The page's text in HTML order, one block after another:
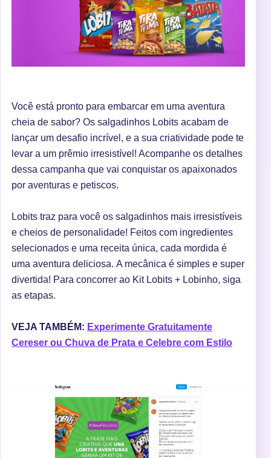
Você está pronto para embarcar em uma aventura
cheia de sabor? Os salgadinhos Lobits acabam de
lançar um desafio incrível, e a sua criatividade pode te
levar a um prêmio irresistível! Acompanhe os detalhes
dessa campanha que vai conquistar os apaixonados
por aventuras e petiscos.
Lobits traz para você os salgadinhos mais irresistíveis
e cheios de personalidade! Feitos com ingredientes
selecionados e uma receita única, cada mordida é
uma aventura deliciosa. A mecânica é simples e super
divertida! Para concorrer ao Kit Lobits + Lobinho, siga
as etapas.
VEJA TAMBÉM: Experimente Gratuitamente
Cereser ou Chuva de Prata e Celebre com Estilo